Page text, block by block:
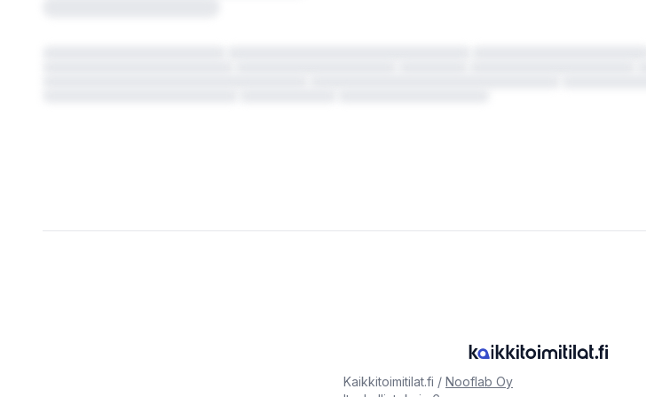
Kaikkitoimitilat.fi / Nooflab Oy